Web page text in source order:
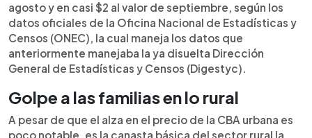
agosto y en casi $2 al valor de septiembre, según los
datos oficiales de la Oficina Nacional de Estadísticas y
Censos (ONEC), la cual maneja los datos que
anteriormente manejaba la ya disuelta Dirección
General de Estadísticas y Censos (Digestyc).
Golpe a las familias en lo rural
A pesar de que el alza en el precio de la CBA urbana es
poco notable, es la canasta básica del sector rural la